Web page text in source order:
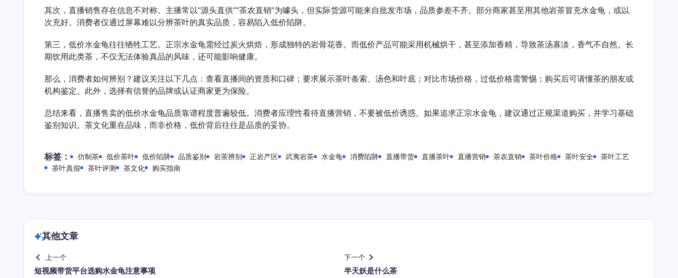
质
靠
度
其次，直播销售存在信息不对称。主播常以“源头直供”“茶农直销”为噱头，但实际货源可能来自批发市场，品质参差不齐。部分商家甚至用其他岩茶冒充水金龟，或以
次充好。消费者仅通过屏幕难以分辨茶叶的真实品质，容易陷入低价陷阱。
第三，低价水金龟往往牺牲工艺。正宗水金龟需经过炭火烘焙，形成独特的岩骨花香。而低价产品可能采用机械烘干，甚至添加香精，导致茶汤寡淡，香气不自然。长
期饮用此类茶，不仅无法体验真品的风味，还可能影响健康。
那么，消费者如何辨别？建议关注以下几点：查看直播间的资质和口碑；要求展示茶叶条索、汤色和叶底；对比市场价格，过低价格需警惕；购买后可请懂茶的朋友或
机构鉴定。此外，选择有信誉的品牌或认证商家更为保险。
总结来看，直播售卖的低价水金龟品质靠谱程度普遍较低。消费者应理性看待直播营销，不要被低价诱惑。如果追求正宗水金龟，建议通过正规渠道购买，并学习基础
鉴别知识。茶文化重在品味，而非价格，低价背后往往是品质的妥协。
标签： 仿制茶 低价茶叶 低价陷阱 品质鉴别 岩茶辨别 正岩产区 武夷岩茶 水金龟 消费陷阱 直播带货 直播茶叶 直播营销 茶农直销 茶叶价格 茶叶安全
茶叶工艺
茶叶真假
茶叶评测 茶文化 购买指南
其他文章
上一个
短视频带货平台选购水金龟注意事项
下一个
半天妖是什么茶